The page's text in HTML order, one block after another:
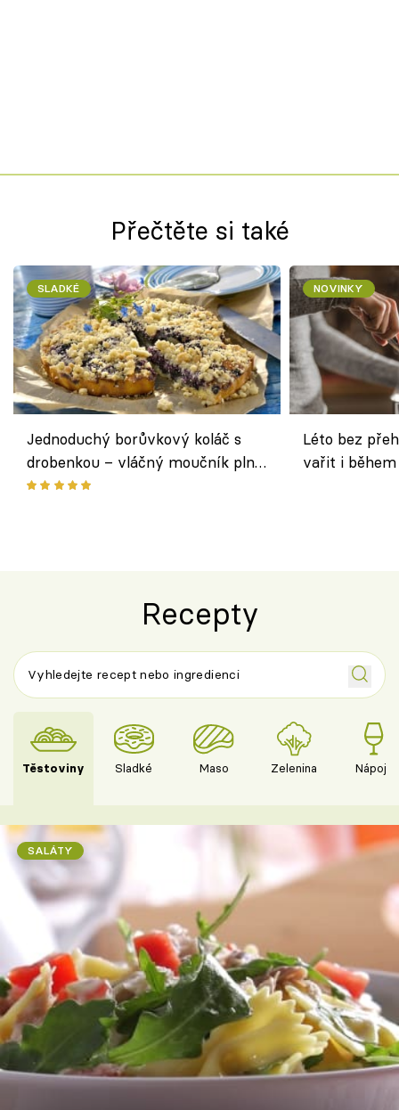
Přečtěte si také
SLADKÉ
Jednoduchý borůvkový koláč s
drobenkou – vláčný moučník plný
ovoce
NOVINKY
Léto bez
vařit i
Recepty
Těstoviny Sladké Maso Zelenina Nápoje
SALÁTY